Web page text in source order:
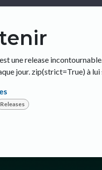
une release
jour. zip(strict=True) à
Releases